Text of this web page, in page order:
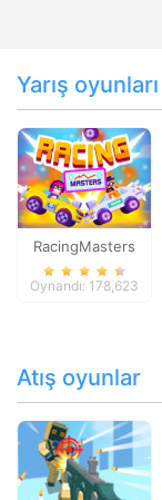
Yarış oyunları
RacingMasters
Oynandı: 178,623
Atış oyunlar